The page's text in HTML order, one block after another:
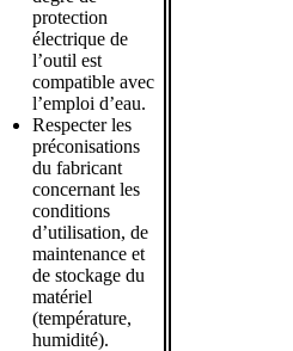
protection
électrique de
l’outil est
compatible avec
l’emploi d’eau.
Respecter les
préconisations
du fabricant
concernant les
conditions
d’utilisation, de
maintenance et
de stockage du
matériel
(température,
humidité).